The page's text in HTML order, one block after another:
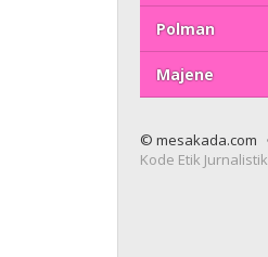
Polman
Majene
© mesakada.com
Kode Etik Jurnalistik